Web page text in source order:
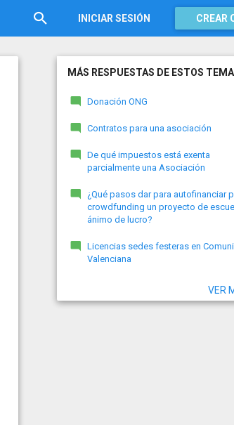
INICIAR SESIÓN CREAR
MÁS RESPUESTAS DE ESTOS
Donación ONG
Contratos para una asociación
De qué impuestos está exenta
parcialmente una Asociación
¿Qué pasos dar para autofinanciar
crowdfunding un proyecto de
ánimo de lucro?
Licencias sedes festeras en
Valenciana
VER